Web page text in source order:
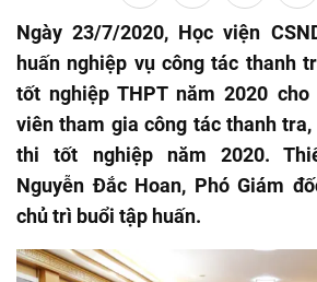
Ngày 23/7/2020, Học viện
huấn nghiệp vụ công tác thanh
tốt nghiệp THPT năm 2020
viên tham gia công tác thanh
thi tốt nghiệp năm 2020.
Nguyễn Đắc Hoan, Phó Giám
chủ trì buổi tập huấn.